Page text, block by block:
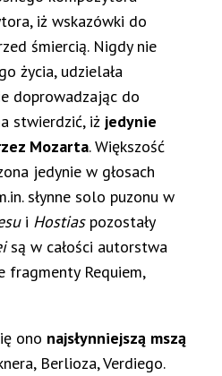
iż wskazówki do
śmiercią. Nigdy nie
życia, udzielała
doprowadzając do
stwierdzić, iż jedynie
Mozarta. Większość
jedynie w głosach
słynne solo puzonu w
i Hostiaspozostały
są w całości autorstwa
Requiem,
ono najsłynniejszą mszą
Berlioza, Verdiego.